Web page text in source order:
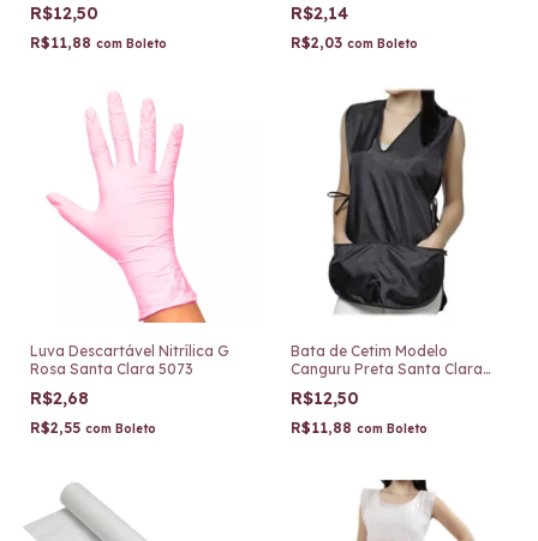
R$12,50
R$11,88 com Boleto
R$2,14
R$2,03 com Boleto
Luva Descartável Nitrílica G
Rosa Santa Clara 5073
R$2,68
R$2,55 com Boleto
Bata de Cetim Modelo
Canguru Preta Santa Clara
1870
R$12,50
R$11,88 com Boleto